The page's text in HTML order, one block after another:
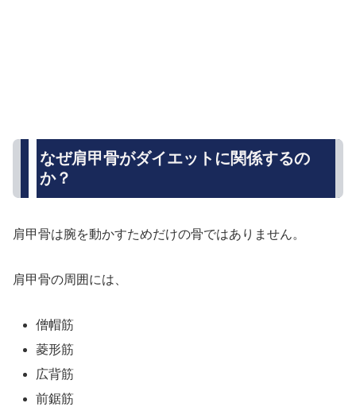
なぜ肩甲骨がダイエットに関係するの
か？
肩甲骨は腕を動かすためだけの骨ではありません。
肩甲骨の周囲には、
僧帽筋
菱形筋
広背筋
前鋸筋